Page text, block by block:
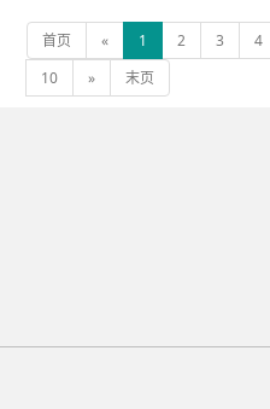
首页 « 1 2 3 4
10
» 末页